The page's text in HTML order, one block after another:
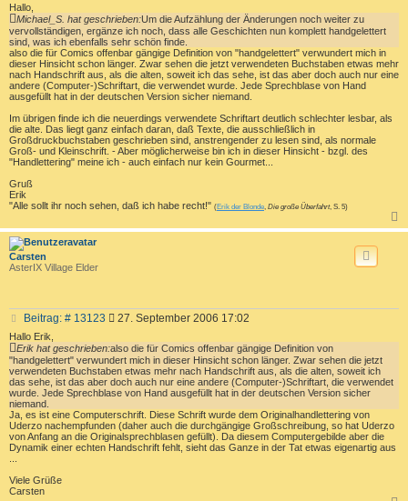
i
t
r
a
g
Hallo,
Michael_S. hat geschrieben:Um die Aufzählung der Änderungen noch weiter zu
vervollständigen, ergänze ich noch, dass alle Geschichten nun komplett handgelettert
sind, was ich ebenfalls sehr schön finde.
also die für Comics offenbar gängige Definition von "handgelettert" verwundert mich in
dieser Hinsicht schon länger. Zwar sehen die jetzt verwendeten Buchstaben etwas mehr
nach Handschrift aus, als die alten, soweit ich das sehe, ist das aber doch auch nur eine
andere (Computer-)Schriftart, die verwendet wurde. Jede Sprechblase von Hand
ausgefüllt hat in der deutschen Version sicher niemand.
Im übrigen finde ich die neuerdings verwendete Schriftart deutlich schlechter lesbar, als
die alte. Das liegt ganz einfach daran, daß Texte, die ausschließlich in
Großdruckbuchstaben geschrieben sind, anstrengender zu lesen sind, als normale
Groß- und Kleinschrift. - Aber möglicherweise bin ich in dieser Hinsicht - bzgl. des
"Handlettering" meine ich - auch einfach nur kein Gourmet...
Gruß
Erik
"Alle sollt ihr noch sehen, daß ich habe recht!" (Erik der Blonde, Die große Überfahrt, S. 5)
a
Carsten
AsterIX Village Elder
Beitrag: # 13123B
i
t
r
a
g
27. September 2006 17:02
Hallo Erik,
Erik hat geschrieben:also die für Comics offenbar gängige Definition von
"handgelettert" verwundert mich in dieser Hinsicht schon länger. Zwar sehen die jetzt
verwendeten Buchstaben etwas mehr nach Handschrift aus, als die alten, soweit ich
das sehe, ist das aber doch auch nur eine andere (Computer-)Schriftart, die verwendet
wurde. Jede Sprechblase von Hand ausgefüllt hat in der deutschen Version sicher
niemand.
Ja, es ist eine Computerschrift. Diese Schrift wurde dem Originalhandlettering von
Uderzo nachempfunden (daher auch die durchgängige Großschreibung, so hat Uderzo
von Anfang an die Originalsprechblasen gefüllt). Da diesem Computergebilde aber die
Dynamik einer echten Handschrift fehlt, sieht das Ganze in der Tat etwas eigenartig aus
Viele Grüße
Carsten